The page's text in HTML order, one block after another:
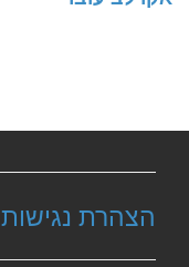
הצהרת נגישות